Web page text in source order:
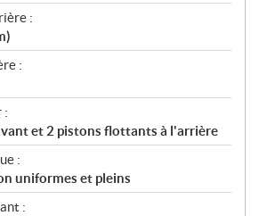
:
:
:
et 2 pistons flottants à l'arrière
:
uniformes et pleins
: